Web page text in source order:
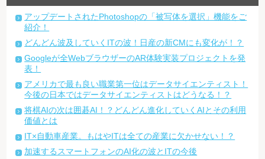
アップデートされたPhotoshopの「被写体を選択」機能をご
紹介！
どんどん波及していくITの波！日産の新CMにも変化が！？
Googleが全WebブラウザーのAR体験実装プロジェクトを発
表！
アメリカで最も良い職業第一位はデータサイエンティスト！
今後の日本ではデータサイエンティストはどうなる！？
将棋AIの次は囲碁AI！？どんどん進化していくAIとその利用
価値とは
IT×自動車産業。もはやITは全ての産業に欠かせない！？
加速するスマートフォンのAI化の波とITの今後